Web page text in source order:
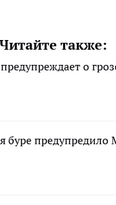
Читайте также:
о
буре предупредило